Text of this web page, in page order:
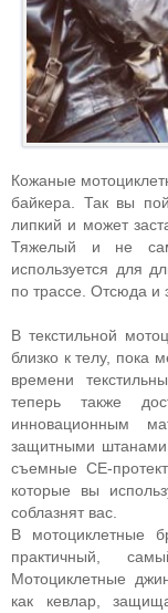
Кожаные
байкера. Так вы
липкий и может
Тяжелый и не
используется для
по трассе. Отсюда и
В текстильной
близко к телу, пока
времени
теперь также
инновационным
защитными
съемные CE-
которые вы
соблазнят вас.
В мотоциклетные
практичный,
Мотоциклетные
как кевлар,